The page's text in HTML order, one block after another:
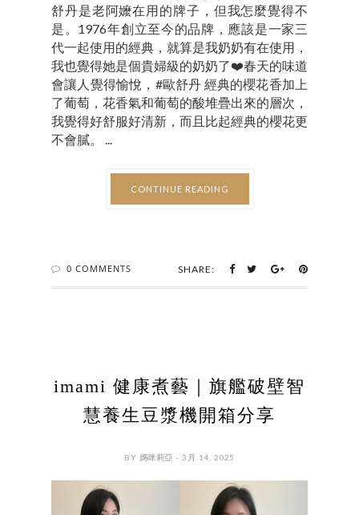
舒丹是老阿嬤在用的牌子，但我怎麼覺得不
是。1976年創立至今的品牌，應該是一家三
代一起使用的經典，就算是我奶奶有在使用，
我也覺得她是個貴婦級的奶奶了❤️春天的味道
會讓人覺得愉悅，#歐舒丹 經典的櫻花香加上
了葡萄，花香氣和葡萄的酸堆疊出來的層次，
我覺得好舒服好清新，而且比起經典的櫻花更
不會膩。 ...
CONTINUE READING
0 COMMENTS SHARE:
imami 健康煮藝｜旗艦破壁智
慧養生豆漿機開箱分享
BY 媽咪莉亞 - 3月 14, 2025